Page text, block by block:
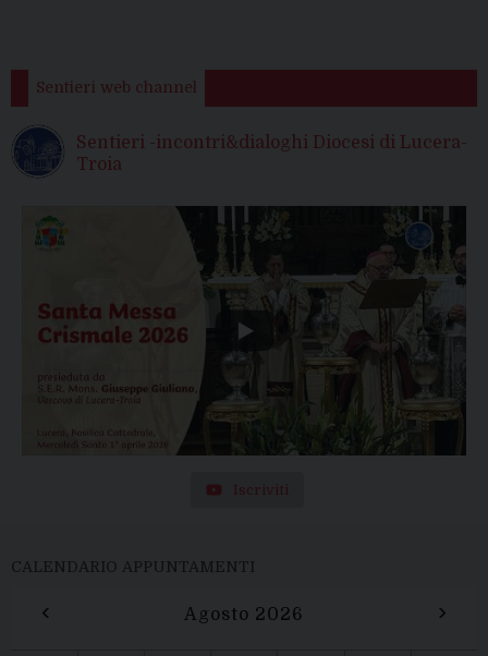
Sentieri web channel
Sentieri -incontri&dialoghi Diocesi di Lucera-
Troia
Iscriviti
CALENDARIO APPUNTAMENTI
‹ Agosto 2026 ›